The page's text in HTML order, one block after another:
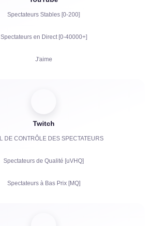
Spectateurs Stables [0-200]
Spectateurs en Direct [0-40000+]
J'aime
de Visionnage pour YouTube
Twitch
DE CONTRÔLE DES SPECTATEURS
Spectateurs de Qualité [uVHQ]
Spectateurs à Bas Prix [MQ]